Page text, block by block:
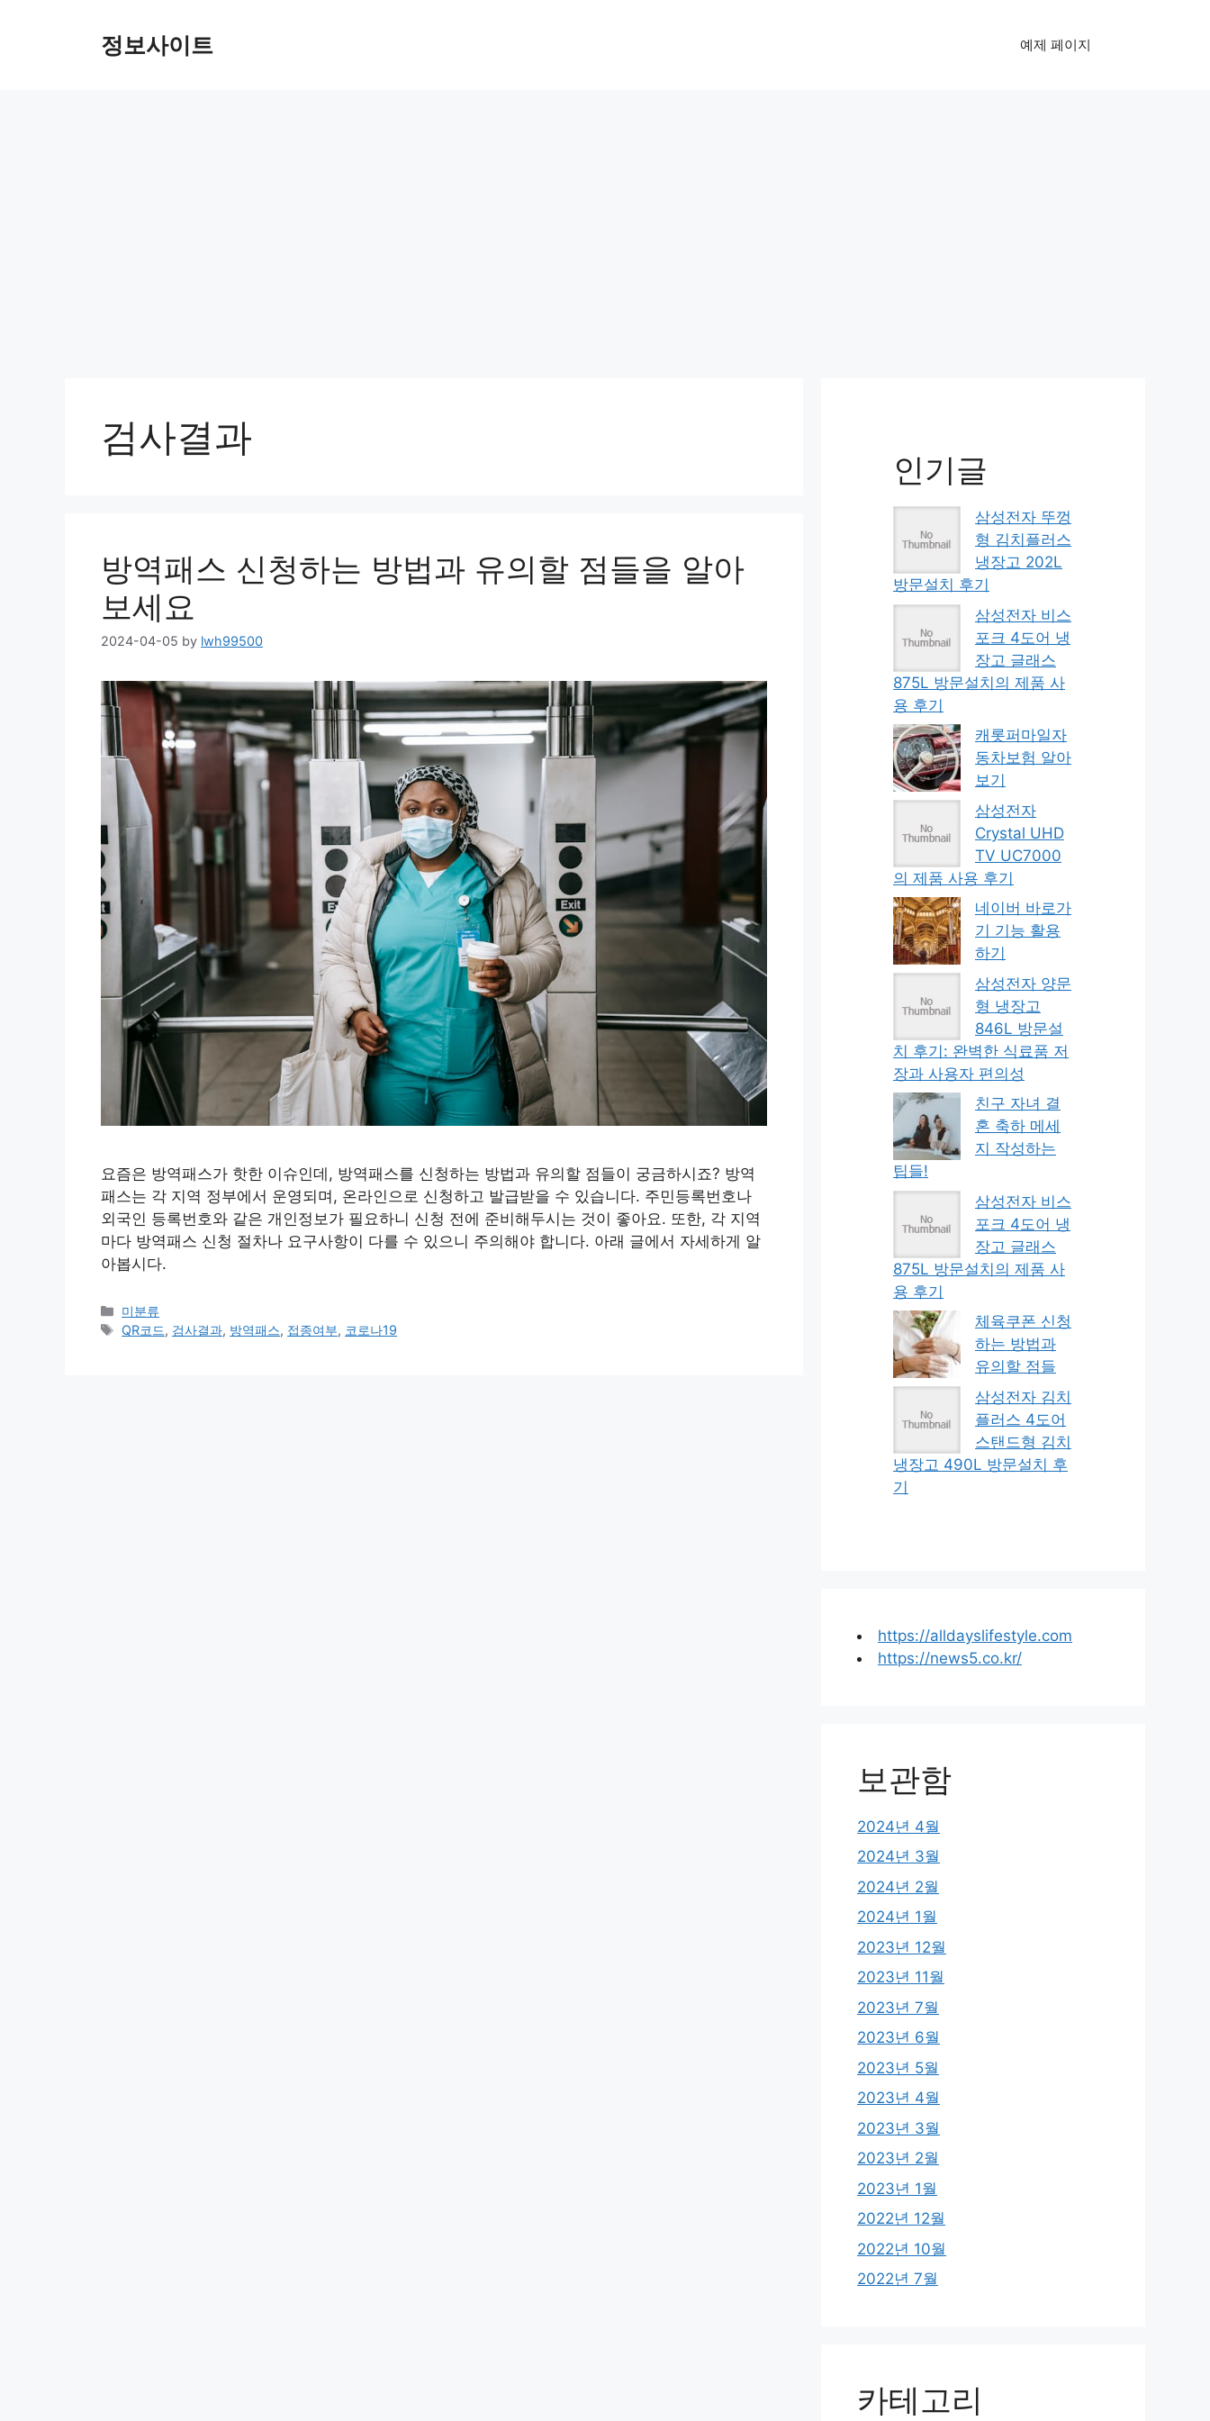
정보사이트 예제 페이지
검사결과
방역패스 신청하는 방법과 유의할 점들을 알아
보세요
2024-04-05 by lwh99500
요즘은 방역패스가 핫한 이슈인데, 방역패스를 신청하는 방법과 유의할 점들이 궁금하시죠? 방역
패스는 각 지역 정부에서 운영되며, 온라인으로 신청하고 발급받을 수 있습니다. 주민등록번호나
외국인 등록번호와 같은 개인정보가 필요하니 신청 전에 준비해두시는 것이 좋아요. 또한, 각 지역
마다 방역패스 신청 절차나 요구사항이 다를 수 있으니 주의해야 합니다. 아래 글에서 자세하게 알
아봅시다.
Categories
미분류
Tags
QR코드, 검사결과, 방역패스, 접종여부, 코로나19
인기글
삼성전자 뚜껑
형 김치플러스
냉장고 202L
방문설치 후기
삼성전자 비스
포크 4도어 냉
장고 글래스
875L 방문설치의 제품 사
용 후기
캐롯퍼마일자
동차보험 알아
보기
삼성전자
Crystal UHD
TV UC7000
의 제품 사용 후기
네이버 바로가
기 기능 활용
하기
삼성전자 양문
형 냉장고
846L 방문설
치 후기: 완벽한 식료품 저
장과 사용자 편의성
친구 자녀 결
혼 축하 메세
지 작성하는
팁들!
삼성전자 비스
포크 4도어 냉
장고 글래스
875L 방문설치의 제품 사
용 후기
체육쿠폰 신청
하는 방법과
유의할 점들
삼성전자 김치
플러스 4도어
스탠드형 김치
냉장고 490L 방문설치 후
기
https://alldayslifestyle.com
https://news5.co.kr/
보관함
2024년 4월
2024년 3월
2024년 2월
2024년 1월
2023년 12월
2023년 11월
2023년 7월
2023년 6월
2023년 5월
2023년 4월
2023년 3월
2023년 2월
2023년 1월
2022년 12월
2022년 10월
2022년 7월
카테고리